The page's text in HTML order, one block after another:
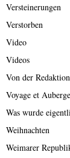
Versteinerungen
Verstorben
Video
Videos
Von der
Voyage et Auberge
Was wurde
Weihnachten
Weimarer